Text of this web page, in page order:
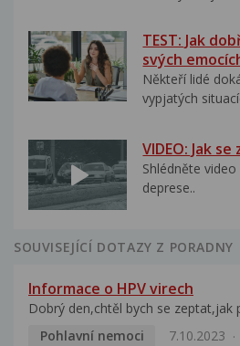
TEST: Jak
svých
Někteří lidé
vypjatých
VIDEO: Jak
Shlédněte
deprese..
SOUVISEJÍCÍ DOTAZY Z PORADNY
Informace o HPV virech
Dobrý den,chtěl bych se zeptat,jak
Pohlavní nemoci
7.10.2023